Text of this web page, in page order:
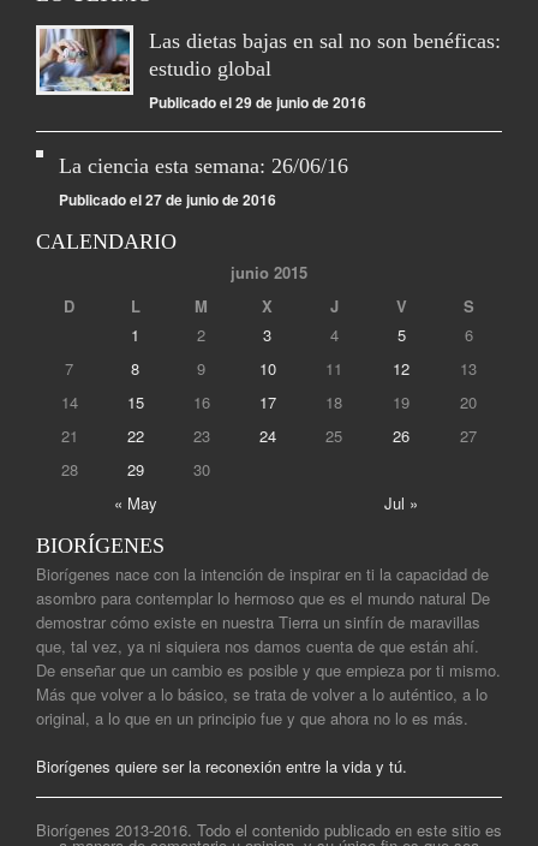
Las dietas bajas en sal no son benéficas:
estudio global
Publicado el 29 de junio de 2016
La ciencia esta semana: 26/06/16
Publicado el 27 de junio de 2016
CALENDARIO
junio 2015
D
L M X J V S
« May Jul »
1 2 3 4 5
6
7
8 9 10 11 12
13
14
15 16 17 18 19
20
21
22 23 24 25 26
27
28
29 30
BIORÍGENES
Biorígenes nace con la intención de inspirar en ti la capacidad de
asombro para contemplar lo hermoso que es el mundo natural De
demostrar cómo existe en nuestra Tierra un sinfín de maravillas
que, tal vez, ya ni siquiera nos damos cuenta de que están ahí.
De enseñar que un cambio es posible y que empieza por ti mismo.
Más que volver a lo básico, se trata de volver a lo auténtico, a lo
original, a lo que en un principio fue y que ahora no lo es más.
Biorígenes quiere ser la reconexión entre la vida y tú.
Biorígenes 2013-2016. Todo el contenido publicado en este sitio es